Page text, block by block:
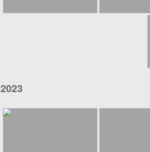
2023